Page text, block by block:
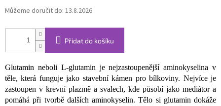
Můžeme doručit do: 13.8.2026
Přidat do košíku
Glutamin neboli L-glutamin je nejzastoupenější aminokyselina v
těle, která funguje jako stavební kámen pro bílkoviny. Nejvíce je
zastoupen v krevní plazmě a svalech, kde působí jako mediátor a
pomáhá při tvorbě dalších aminokyselin. Tělo si glutamin dokáže